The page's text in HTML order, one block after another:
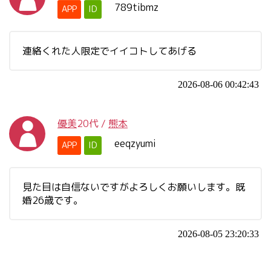
APP ID 789tibmz
連絡くれた人限定でイイコトしてあげる
2026-08-06 00:42:43
優美20代 / 熊本
APP ID eeqzyumi
見た目は自信ないですがよろしくお願いします。既
婚26歳です。
2026-08-05 23:20:33